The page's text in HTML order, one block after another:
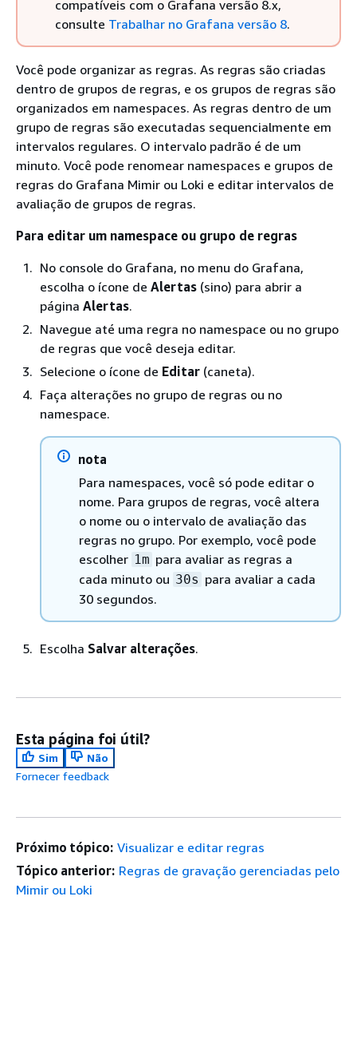
compatíveis com o Grafana versão 8.x,
consulte Trabalhar no Grafana versão 8.
Você pode organizar as regras. As regras são criadas
dentro de grupos de regras, e os grupos de regras são
organizados em namespaces. As regras dentro de um
grupo de regras são executadas sequencialmente em
intervalos regulares. O intervalo padrão é de um
minuto. Você pode renomear namespaces e grupos de
regras do Grafana Mimir ou Loki e editar intervalos de
avaliação de grupos de regras.
Para editar um namespace ou grupo de regras
No console do Grafana, no menu do Grafana,
escolha o ícone de Alertas (sino) para abrir a
página Alertas.
Navegue até uma regra no namespace ou no grupo
de regras que você deseja editar.
Selecione o ícone de Editar (caneta).
Faça alterações no grupo de regras ou no
namespace.
nota
Para namespaces, você só pode editar o
nome. Para grupos de regras, você altera
o nome ou o intervalo de avaliação das
regras no grupo. Por exemplo, você pode
escolher 1m para avaliar as regras a
cada minuto ou 30s para avaliar a cada
30 segundos.
Escolha Salvar alterações.
Esta página foi útil?
Sim
Não
Fornecer feedback
Próximo tópico: Visualizar e editar regras
Tópico anterior: Regras de gravação gerenciadas pelo
Mimir ou Loki